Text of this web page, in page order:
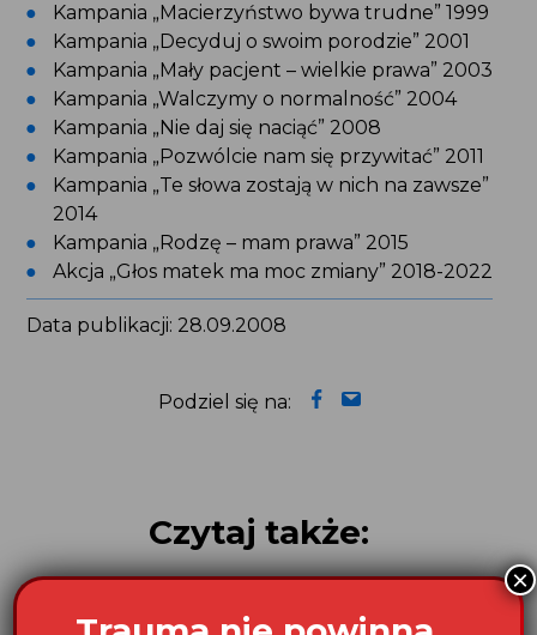
Kampania „Macierzyństwo bywa trudne” 1999
Kampania „Decyduj o swoim porodzie” 2001
Kampania „Mały pacjent – wielkie prawa” 2003
Kampania „Walczymy o normalność” 2004
Kampania „Nie daj się naciąć” 2008
Kampania „Pozwólcie nam się przywitać” 2011
Kampania „Te słowa zostają w nich na zawsze”
2014
Kampania „Rodzę – mam prawa” 2015
Akcja „Głos matek ma moc zmiany” 2018-2022
Data publikacji: 28.09.2008
Podziel się na:
Czytaj także:
×